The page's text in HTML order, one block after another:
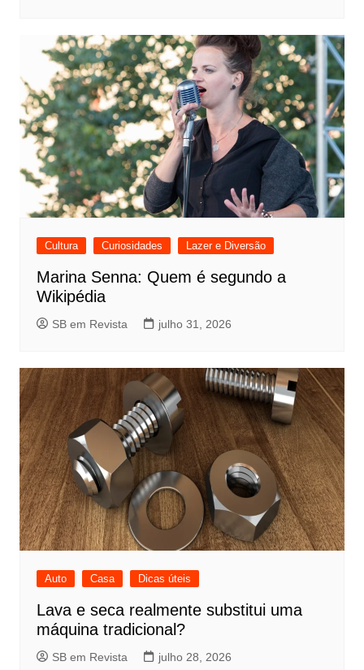
Cultura Curiosidades Lazer e Diversão
Marina Senna: Quem é segundo a
Wikipédia
SB em Revista julho 31, 2026
Auto Casa Dicas úteis
Lava e seca realmente substitui uma
máquina tradicional?
SB em Revista julho 28, 2026